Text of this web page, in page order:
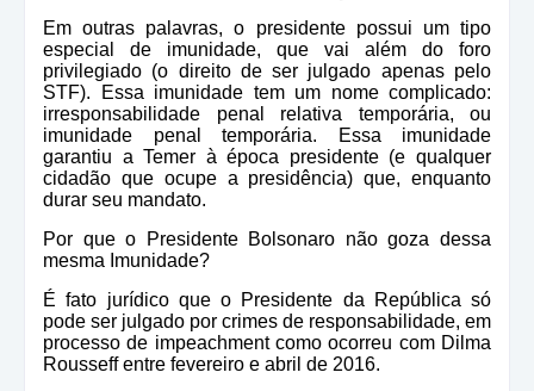
Em outras palavras, o presidente possui um tipo
especial de imunidade, que vai além do foro
privilegiado (o direito de ser julgado apenas pelo
STF). Essa imunidade tem um nome complicado:
irresponsabilidade penal relativa temporária, ou
imunidade penal temporária. Essa imunidade
garantiu a Temer à época presidente (e qualquer
cidadão que ocupe a presidência) que, enquanto
durar seu mandato.
Por que o Presidente Bolsonaro não goza dessa
mesma Imunidade?
É fato jurídico que o Presidente da República só
pode ser julgado por crimes de responsabilidade, em
processo de impeachment como ocorreu com Dilma
Rousseff entre fevereiro e abril de 2016.